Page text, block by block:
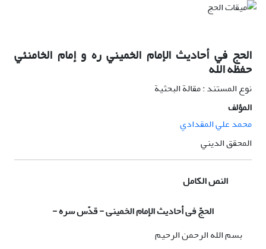
الحج في أحاديث الإمام الخميني ره و إمام الخامنئي
حفظه الله
نوع المستند : مقالة البحثية
المؤلف
محمد علي المقدادي
المحقق الديني
النص الكامل
الحجّ فی أحادیث الإمام الخمینی - قدّس سره-
بسم الله الرحمن الرحیم